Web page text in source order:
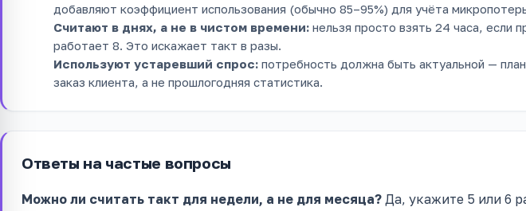
добавляют коэффициент использования (обычно 85–95%) для учёта
Считают в днях, а не в чистом времени: нельзя просто взять 24 часа, если
работает 8. Это искажает такт в разы.
Используют устаревший спрос: потребность должна быть актуальной —
заказ клиента, а не прошлогодняя статистика.
Ответы на частые вопросы
Можно ли считать такт для недели, а не для месяца? Да, укажите 5 или 6